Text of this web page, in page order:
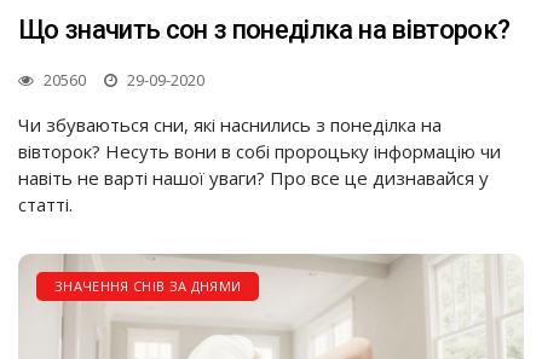
Що значить сон з понеділка на вівторок?
20560 29-09-2020
Чи збуваються сни, які наснились з понеділка на
вівторок? Несуть вони в собі пророцьку інформацію чи
навіть не варті нашої уваги? Про все це дизнавайся у
статті.
ЗНАЧЕННЯ СНІВ ЗА ДНЯМИ